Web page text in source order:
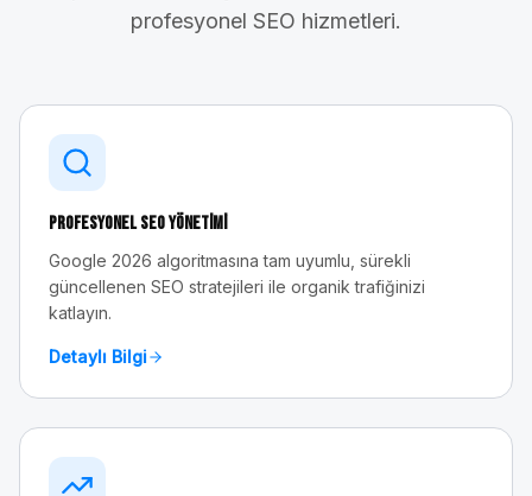
profesyonel SEO hizmetleri.
Profesyonel SEO Yönetimi
Google 2026 algoritmasına tam uyumlu, sürekli
güncellenen SEO stratejileri ile organik trafiğinizi
katlayın.
Detaylı Bilgi